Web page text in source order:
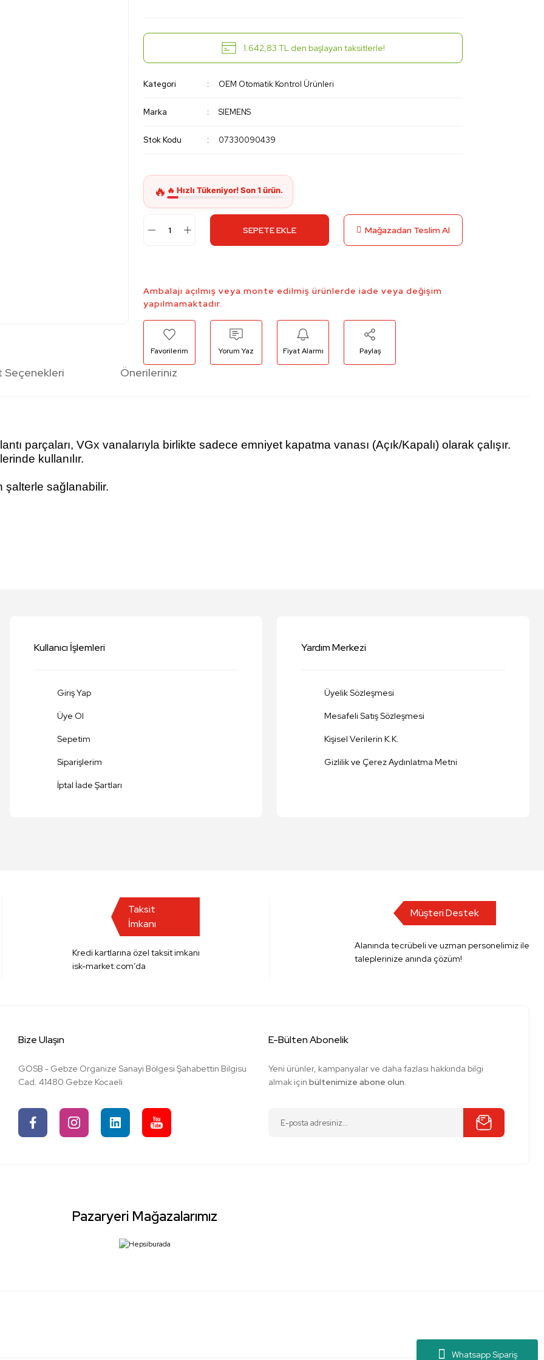
Whatsapp Sipariş
1.642,83 TL den başlayan taksitlerle!
Kategori OEM Otomatik Kontrol Ürünleri
Marka SIEMENS
Stok Kodu 07330090439
SEPETE EKLE Mağazadan Teslim Al
Ambalajı açılmış veya monte edilmiş ürünlerde iade veya değişim
yapılmamaktadır.
Yorum Yaz Fiyat Alarmı Paylaş
Seçenekleri Önerileriniz
parçaları, VGx vanalarıyla birlikte sadece emniyet kapatma vanası (Açık/Kapalı) olarak çalışır.
kullanılır.
şalterle sağlanabilir.
Kullanıcı İşlemleri
Giriş Yap
Üye Ol
Sepetim
Siparişlerim
İptal İade Şartları
Yardım Merkezi
Üyelik Sözleşmesi
Mesafeli Satış Sözleşmesi
Kişisel Verilerin K.K.
Gizlilik ve Çerez Aydınlatma Metni
Taksit
İmkanı
Kredi kartlarına özel taksit imkanı
isk-market.com’da
Müşteri Destek
Alanında tecrübeli ve uzman personelimiz ile
taleplerinize anında çözüm!
Bize Ulaşın
GOSB - Gebze Organize Sanayi Bölgesi Şahabettin Bilgisu
Cad. 41480 Gebze Kocaeli
E-Bülten Abonelik
Yeni ürünler, kampanyalar ve daha fazlası hakkında bilgi
almak içinbültenimize abone olun.
Pazaryeri Mağazalarımız